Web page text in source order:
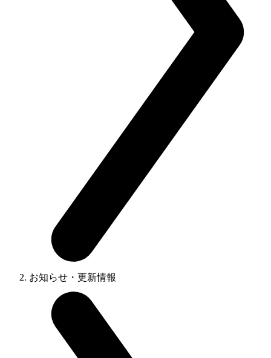
お知らせ・更新情報